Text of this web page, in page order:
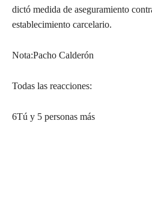
dictó medida de aseguramiento
establecimiento carcelario.
Nota:Pacho Calderón
Todas las reacciones:
6Tú y 5 personas más